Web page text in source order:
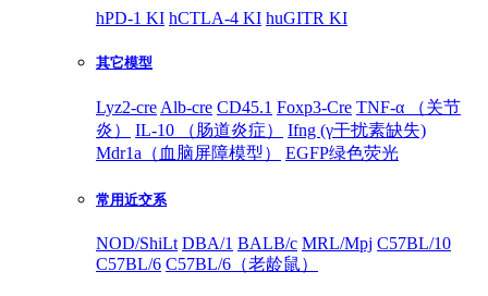
hPD-1 KI hCTLA-4 KI huGITR KI
其它模型
Lyz2-cre Alb-cre CD45.1 Foxp3-Cre TNF-α （关节
炎）
IL-10 （肠道炎症）
Ifng (γ干扰素缺失)
Mdr1a（血脑屏障模型）
EGFP绿色荧光
常用近交系
NOD/ShiLt DBA/1 BALB/c MRL/Mpj C57BL/10
C57BL/6 C57BL/6（老龄鼠）